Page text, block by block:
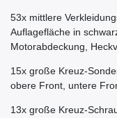
53x mittlere
Auflagefläche in
Motorabdeckung,
15x große Kreuz-
obere Front, untere
13x große Kreuz-